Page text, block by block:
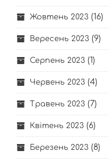
Жовтень 2023 (16)
Вересень 2023 (9)
Серпень 2023 (1)
Червень 2023 (4)
Травень 2023 (7)
Квітень 2023 (6)
Березень 2023 (8)